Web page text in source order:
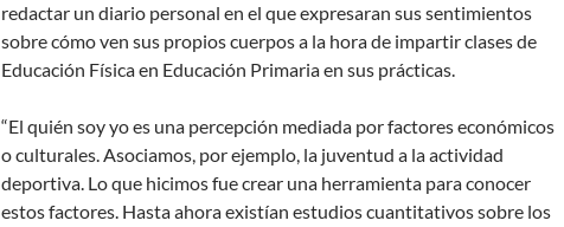
redactar un diario personal en el que expresaran sus sentimientos
sobre cómo ven sus propios cuerpos a la hora de impartir clases de
Educación Física en Educación Primaria en sus prácticas.
“El quién soy yo es una percepción mediada por factores económicos
o culturales. Asociamos, por ejemplo, la juventud a la actividad
deportiva. Lo que hicimos fue crear una herramienta para conocer
estos factores. Hasta ahora existían estudios cuantitativos sobre los